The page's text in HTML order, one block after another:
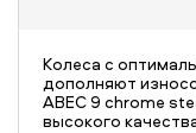
Колеса с
дополняют
ABEC 9 chrome
высокого